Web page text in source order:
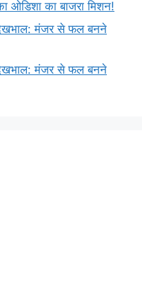
ओडिशा का बाजरा मिशन!
मंजर से फल बनने
मंजर से फल बनने